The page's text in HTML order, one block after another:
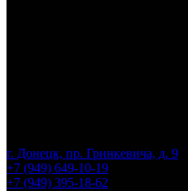
г. Донецк, пр. Гринкевича, д. 9
+7 (949) 649-10-19
+7 (949) 395-18-62